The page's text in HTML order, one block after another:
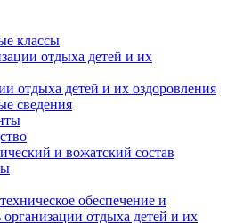
классы
отдыха детей и их
отдыха детей и их оздоровления
сведения
и вожатский состав
обеспечение и
отдыха детей и их